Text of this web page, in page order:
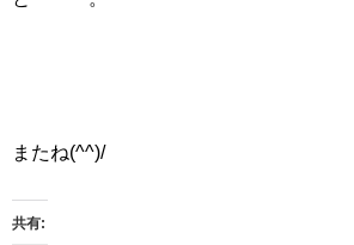
またね(^^)/
共有: